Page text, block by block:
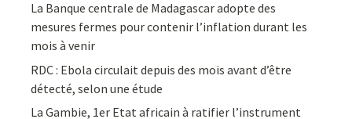
La Banque centrale de Madagascar adopte des
mesures fermes pour contenir l’inflation durant les
mois à venir
RDC : Ebola circulait depuis des mois avant d’être
détecté, selon une étude
La Gambie, 1er Etat africain à ratifier l’instrument